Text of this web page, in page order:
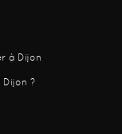
à Dijon
?